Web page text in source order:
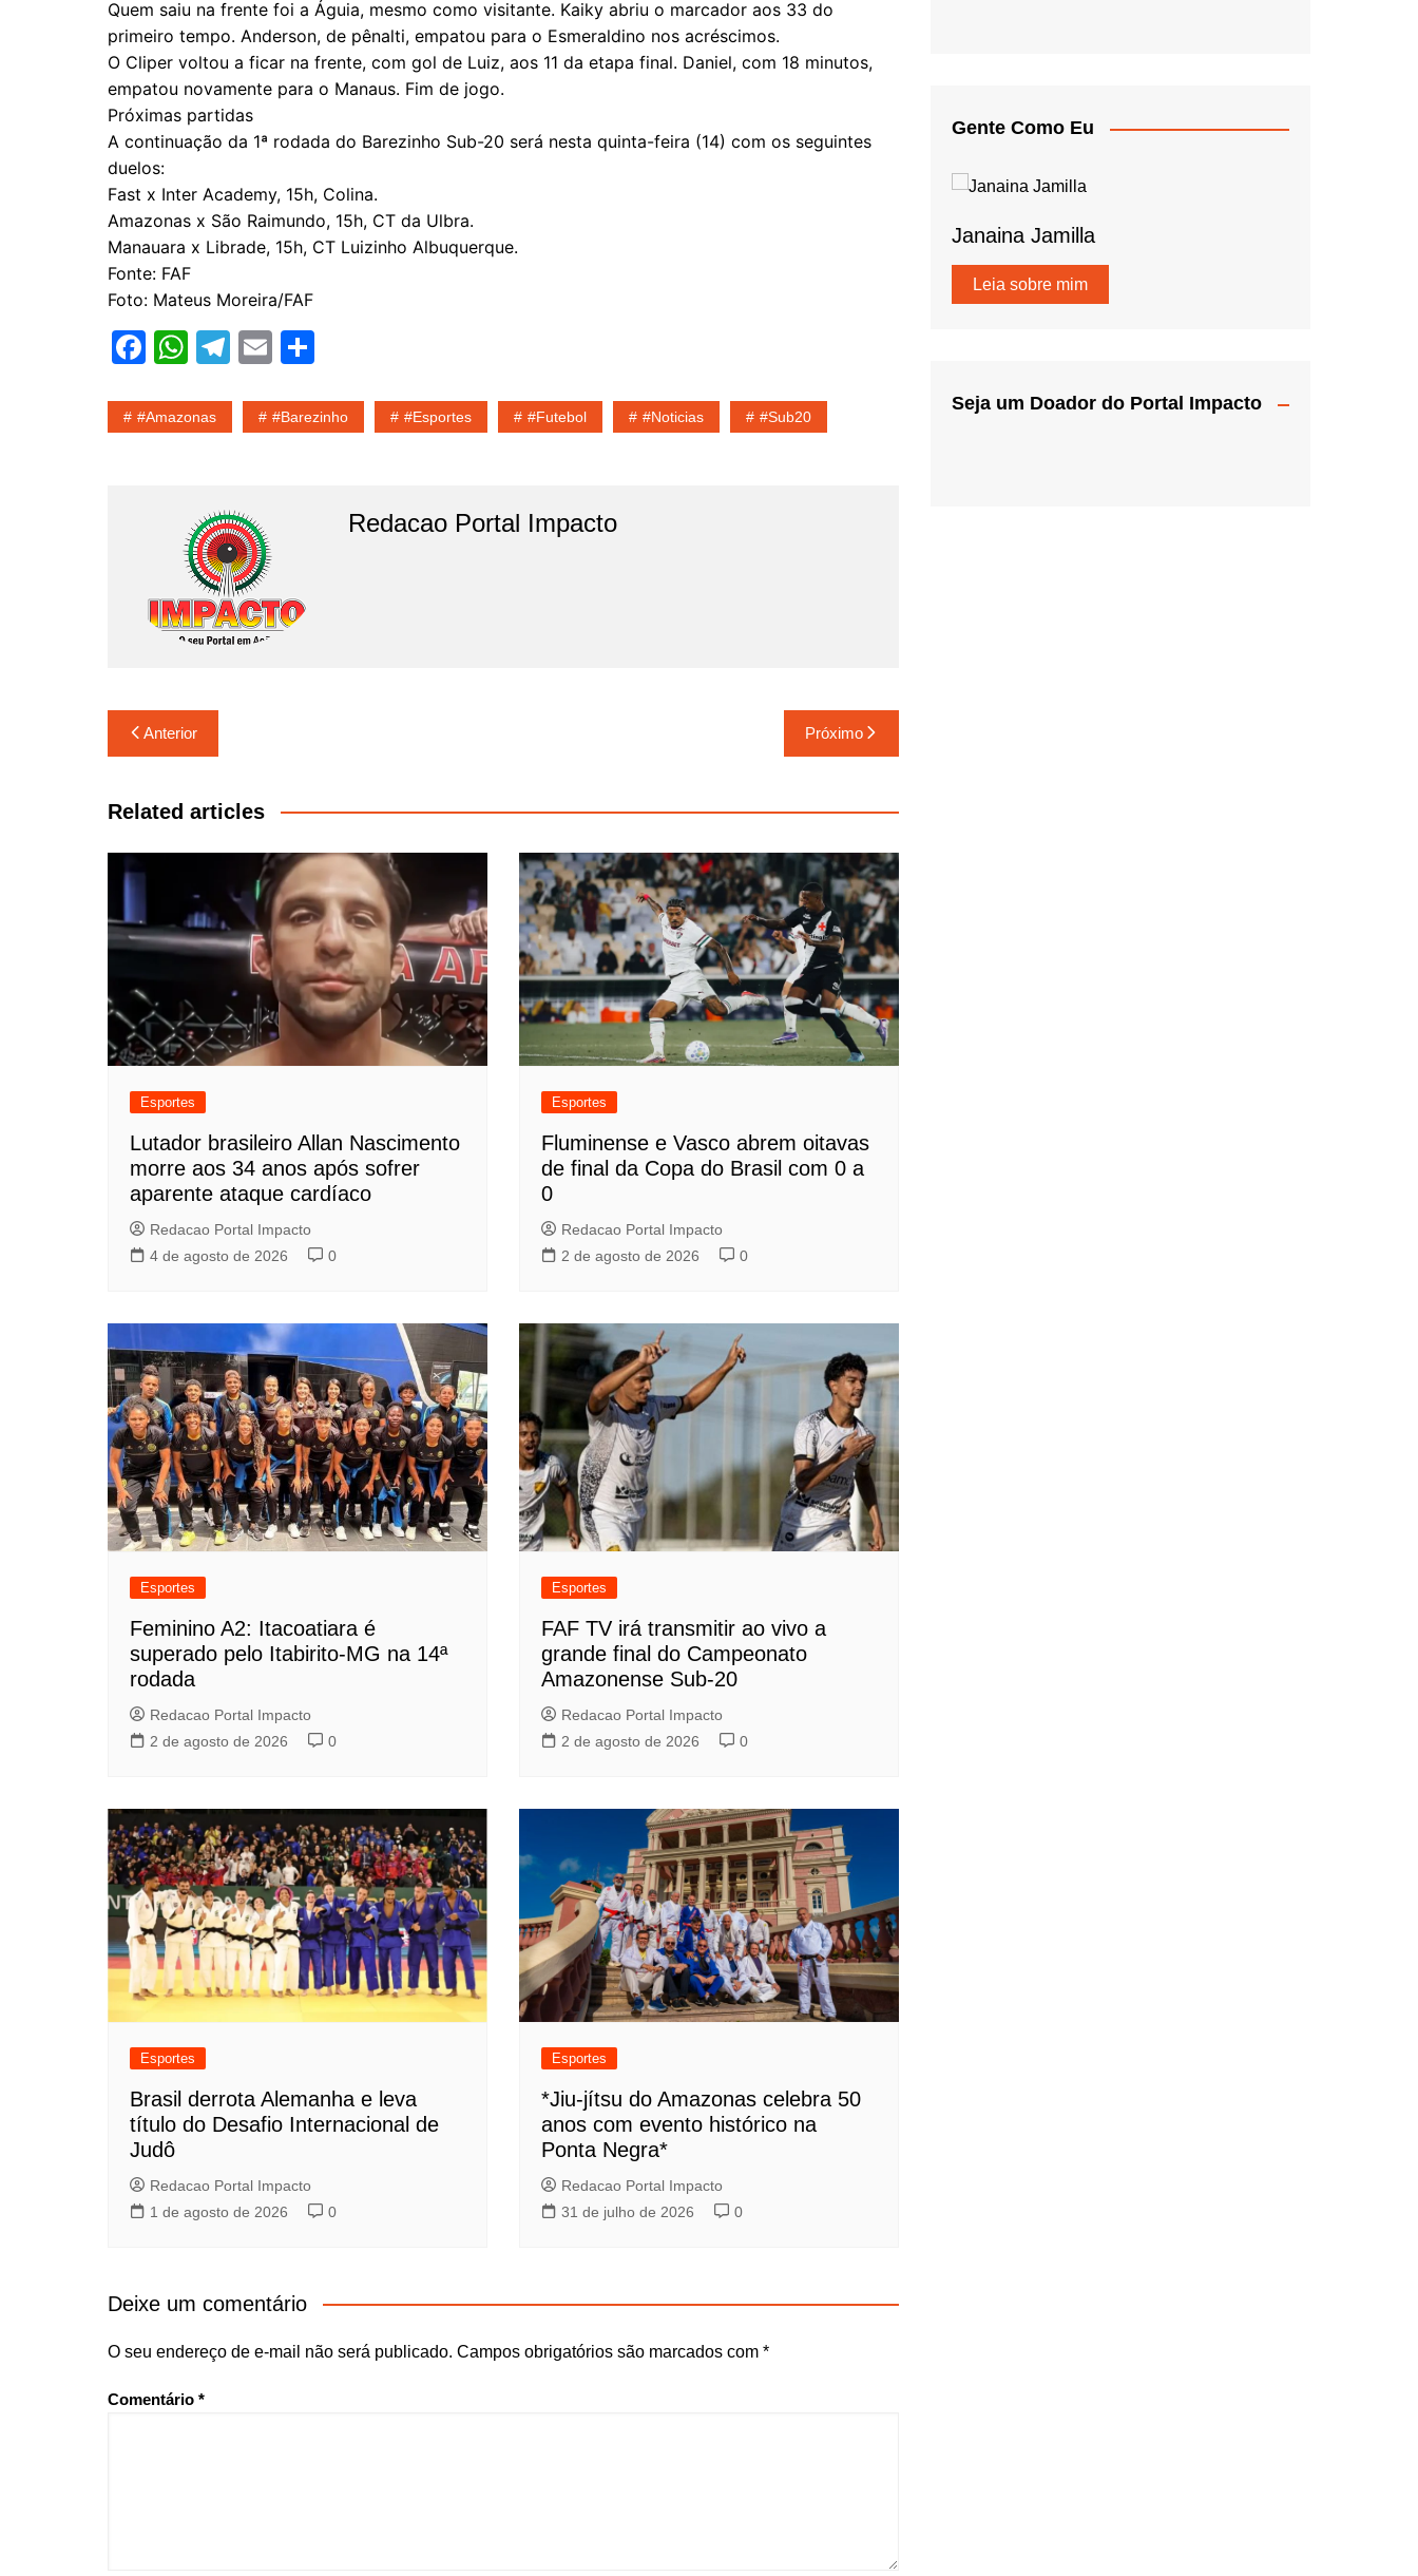
Quem saiu na frente foi a Águia, mesmo como visitante. Kaiky abriu o marcador aos 33 do
primeiro tempo. Anderson, de pênalti, empatou para o Esmeraldino nos acréscimos.
O Cliper voltou a ficar na frente, com gol de Luiz, aos 11 da etapa final. Daniel, com 18 minutos,
empatou novamente para o Manaus. Fim de jogo.
Próximas partidas
A continuação da 1ª rodada do Barezinho Sub-20 será nesta quinta-feira (14) com os seguintes
duelos:
Fast x Inter Academy, 15h, Colina.
Amazonas x São Raimundo, 15h, CT da Ulbra.
Manauara x Librade, 15h, CT Luizinho Albuquerque.
Fonte: FAF
Foto: Mateus Moreira/FAF
F
c
W
at
p
p
T
e
m
E
ai ar
#amazonas #barezinho #esportes #Futebol #noticias #sub20
Redacao Portal Impacto
Navegação
de
Post
Anterior Próximo
Related articles
Esportes
Lutador brasileiro Allan Nascimento
morre aos 34 anos após sofrer
aparente ataque cardíaco
Redacao Portal Impacto
4 de agosto de 2026
0
Esportes
Fluminense e Vasco abrem oitavas
de final da Copa do Brasil com 0 a
0
Redacao Portal Impacto
2 de agosto de 2026
0
Esportes
Feminino A2: Itacoatiara é
superado pelo Itabirito-MG na 14ª
rodada
Redacao Portal Impacto
2 de agosto de 2026
0
Esportes
FAF TV irá transmitir ao vivo a
grande final do Campeonato
Amazonense Sub-20
Redacao Portal Impacto
2 de agosto de 2026
0
Esportes
Brasil derrota Alemanha e leva
título do Desafio Internacional de
Judô
Redacao Portal Impacto
1 de agosto de 2026
0
Esportes
*Jiu-jítsu do Amazonas celebra 50
anos com evento histórico na
Ponta Negra*
Redacao Portal Impacto
31 de julho de 2026
0
Deixe um comentário
O seu endereço de e-mail não será publicado. Campos obrigatórios são marcados com *
Comentário *
Gente Como Eu
Janaina Jamilla
Leia sobre mim
Seja um Doador do Portal Impacto